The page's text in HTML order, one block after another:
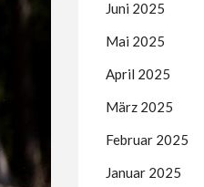
Juni 2025
Mai 2025
April 2025
März 2025
Februar 2025
Januar 2025